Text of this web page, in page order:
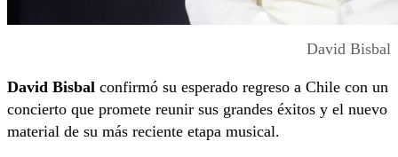
David Bisbal
David Bisbal confirmó su esperado regreso a Chile con un
concierto que promete reunir sus grandes éxitos y el nuevo
material de su más reciente etapa musical.